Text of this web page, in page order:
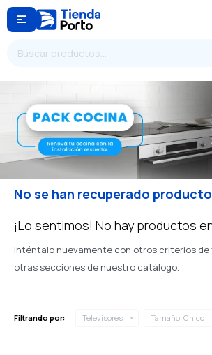

No se han recuperado
¡Lo sentimos! No hay productos
Inténtalo nuevamente con otros criterios de
otras secciones de nuestro catálogo.
Filtrando por: Televisores Tamaño: Chico